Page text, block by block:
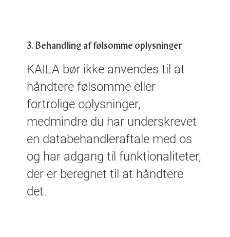
3. Behandling af følsomme oplysninger
KAILA bør ikke anvendes til at
håndtere følsomme eller
fortrolige oplysninger,
medmindre du har underskrevet
en databehandleraftale med os
og har adgang til funktionaliteter,
der er beregnet til at håndtere
det.